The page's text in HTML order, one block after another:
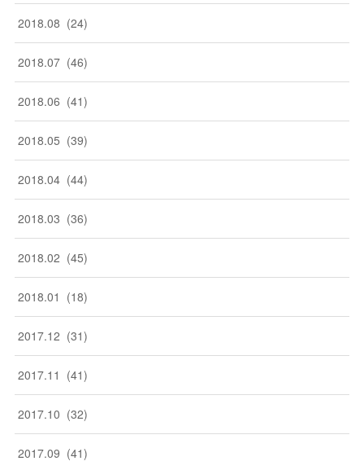
2018.08 (24)
2018.07 (46)
2018.06 (41)
2018.05 (39)
2018.04 (44)
2018.03 (36)
2018.02 (45)
2018.01 (18)
2017.12 (31)
2017.11 (41)
2017.10 (32)
2017.09 (41)